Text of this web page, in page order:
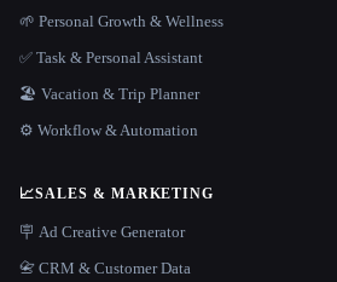
🌱 Personal Growth & Wellness
✅ Task & Personal Assistant
🏖 Vacation & Trip Planner
⚙️ Workflow & Automation
📈SALES & MARKETING
🪧 Ad Creative Generator
📇 CRM & Customer Data